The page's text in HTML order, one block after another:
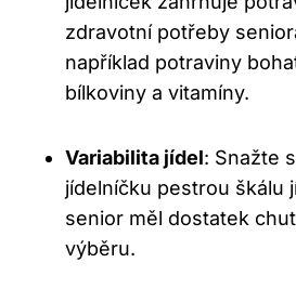
zdravotní potřeby
například potraviny
bílkoviny a vitamíny.
Variabilita jídel: Snažte
jídelníčku pestrou škálu
senior měl dostatek
výběru.